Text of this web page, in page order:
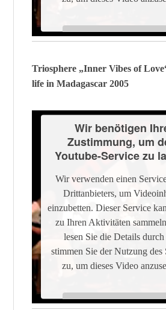
Mehr
Akzeptieren
Management Platform
Triosphere „Inner Vibes of
life in Madagascar 2005
Wir benötigen
Zustimmung, um
Youtube-Service zu
Wir verwenden einen
Drittanbieters, um
einzubetten. Dieser Service
zu Ihren Aktivitäten
lesen Sie die Details durch
stimmen Sie der Nutzung des
zu, um dieses Video
Mehr